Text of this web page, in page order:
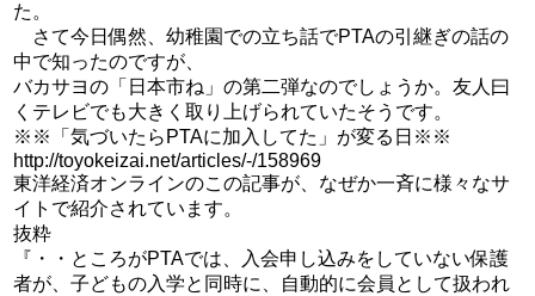
た。
さて今日偶然、幼稚園での立ち話でPTAの引継ぎの話の
中で知ったのですが、
バカサヨの「日本市ね」の第二弾なのでしょうか。友人曰
くテレビでも大きく取り上げられていたそうです。
※※「気づいたらPTAに加入してた」が変る日※※
http://toyokeizai.net/articles/-/158969
東洋経済オンラインのこの記事が、なぜか一斉に様々なサ
イトで紹介されています。
抜粋
『・・ところがPTAでは、入会申し込みをしていない保護
者が、子どもの入学と同時に、自動的に会員として扱われ